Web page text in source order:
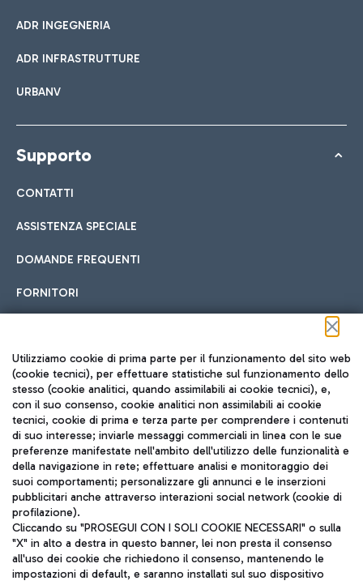
ADR INGEGNERIA
ADR INFRASTRUTTURE
URBANV
Supporto
CONTATTI
ASSISTENZA SPECIALE
DOMANDE FREQUENTI
FORNITORI
Seguici sui social
TRAVEL JOURNAL
ITA
Utilizziamo cookie di prima parte per il funzionamento del sito web
(cookie tecnici), per effettuare statistiche sul funzionamento dello
stesso (cookie analitici, quando assimilabili ai cookie tecnici), e,
con il suo consenso, cookie analitici non assimilabili ai cookie
tecnici, cookie di prima e terza parte per comprendere i contenuti
di suo interesse; inviarle messaggi commerciali in linea con le sue
preferenze manifestate nell'ambito dell'utilizzo delle funzionalità e
della navigazione in rete; effettuare analisi e monitoraggio dei
suoi comportamenti; personalizzare gli annunci e le inserzioni
pubblicitari anche attraverso interazioni social network (cookie di
profilazione).
Cliccando su "PROSEGUI CON I SOLI COOKIE NECESSARI" o sulla
"X" in alto a destra in questo banner, lei non presta il consenso
all'uso dei cookie che richiedono il consenso, mantenendo le
impostazioni di default, e saranno installati sul suo dispositivo